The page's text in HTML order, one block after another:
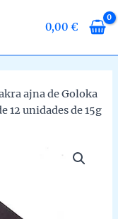
0,00€
ajna de Goloka
12 unidades de 15g